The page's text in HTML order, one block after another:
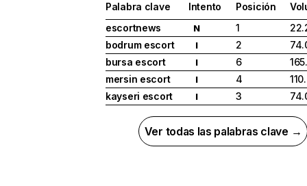
Palabra clave Intento Posición
escortnews
N 1
bodrum escort
I 2
bursa escort
I 6
mersin escort
I 4
kayseri escort
I 3
Ver todas las palabras clave →